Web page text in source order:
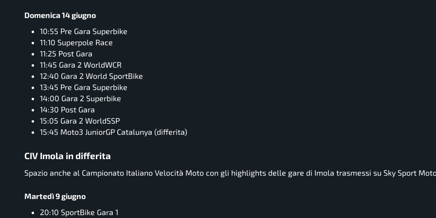
Domenica 14 giugno
10:55 Pre Gara Superbike
11:10 Superpole Race
11:25 Post Gara
11:45 Gara 2 WorldWCR
12:40 Gara 2 World SportBike
13:45 Pre Gara Superbike
14:00 Gara 2 Superbike
14:30 Post Gara
15:05 Gara 2 WorldSSP
15:45 Moto3 JuniorGP Catalunya (differita)
CIV Imola in differita
Spazio anche al Campionato Italiano Velocità Moto con gli highlights delle gare di Imola trasmessi su Sky Sport
Martedì 9 giugno
20:10 SportBike Gara 1